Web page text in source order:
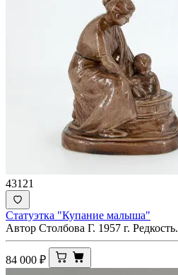
43121
Статуэтка "Купание малыша"
Автор Столбова Г. 1957 г. Редкость.
84 000 ₽